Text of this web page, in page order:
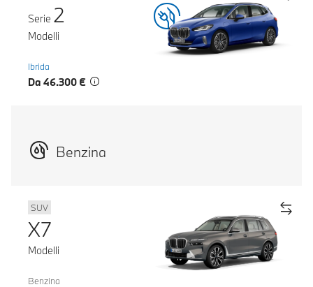
Serie 2
Modelli
Ibrida
Da 46.300 €
Benzina
SUV
X7
Modelli
Benzina